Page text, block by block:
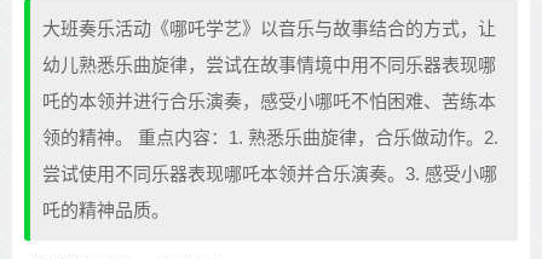
大班奏乐活动《哪吒学艺》以音乐与故事结合的方式，让
幼儿熟悉乐曲旋律，尝试在故事情境中用不同乐器表现哪
吒的本领并进行合乐演奏，感受小哪吒不怕困难、苦练本
领的精神。 重点内容：1. 熟悉乐曲旋律，合乐做动作。2.
尝试使用不同乐器表现哪吒本领并合乐演奏。3. 感受小哪
吒的精神品质。